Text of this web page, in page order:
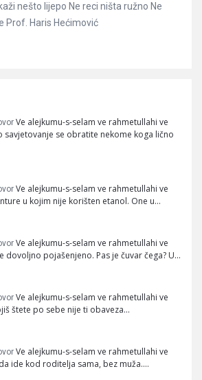
nešto lijepo Ne reci ništa ružno Ne
Prof. Haris Hećimović
Ve alejkumu-s-selam ve rahmetullahi ve
savjetovanje se obratite nekome koga lično
Ve alejkumu-s-selam ve rahmetullahi ve
u kojim nije korišten etanol. One u…
Ve alejkumu-s-selam ve rahmetullahi ve
dovoljno pojašenjeno. Pas je čuvar čega? U…
Ve alejkumu-s-selam ve rahmetullahi ve
štete po sebe nije ti obaveza…
Ve alejkumu-s-selam ve rahmetullahi ve
ide kod roditelja sama, bez muža.…